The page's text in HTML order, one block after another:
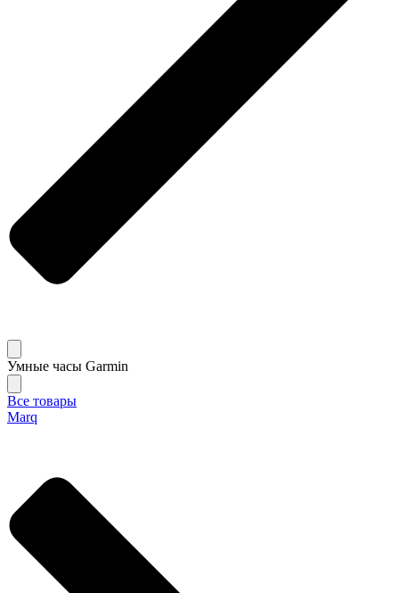
Умные часы Garmin
Все товары
Marq